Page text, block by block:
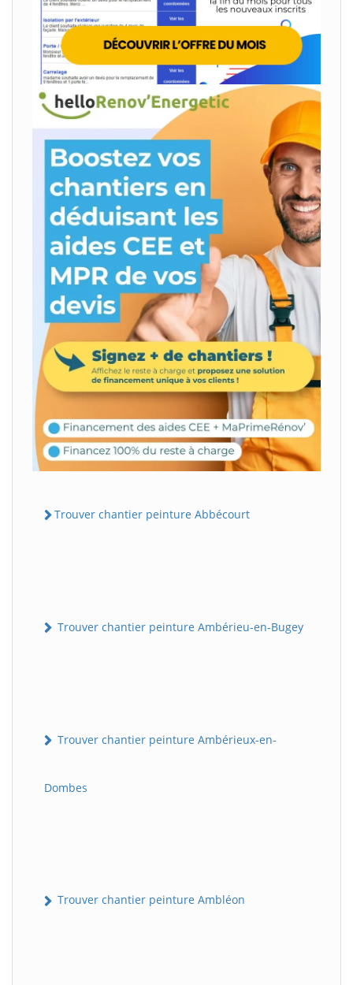
Trouver chantier peinture Abbécourt
Trouver chantier peinture Ambérieu-en-Bugey
Trouver chantier peinture Ambérieux-en-
Dombes
Trouver chantier peinture Ambléon